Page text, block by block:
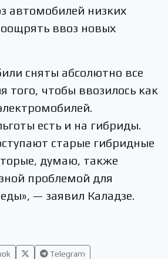
автомобилей низких
ввоз новых
сняты абсолютно все
того, чтобы ввозилось как
есть и на гибриды.
старые гибридные
думаю, также
проблемой для
— заявил Каладзе.
Telegram